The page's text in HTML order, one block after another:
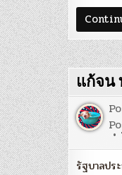
แก้จน
รัฐบาลปร